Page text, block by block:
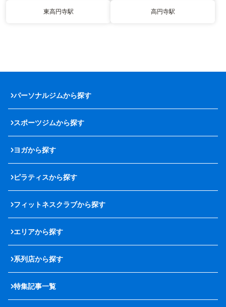
東高円寺駅 高円寺駅
パーソナルジムから探す
スポーツジムから探す
ヨガから探す
ピラティスから探す
フィットネスクラブから探す
エリアから探す
系列店から探す
特集記事一覧